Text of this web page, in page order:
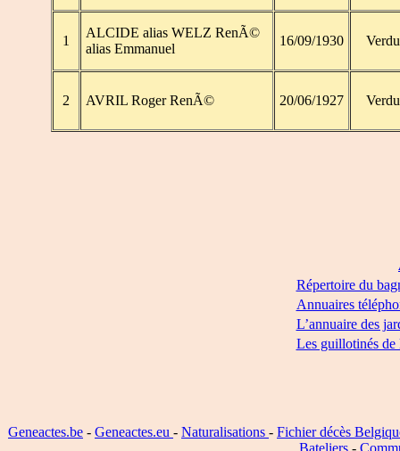
1
ALCIDE alias WELZ RenÃ©
alias Emmanuel
16/09/1930
2 AVRIL Roger RenÃ© 20/06/1927
Répertoire du
Annuaires
L’annuaire des
Les guillotinés de
Geneactes.be - Geneactes.eu - Naturalisations - Fichier décès